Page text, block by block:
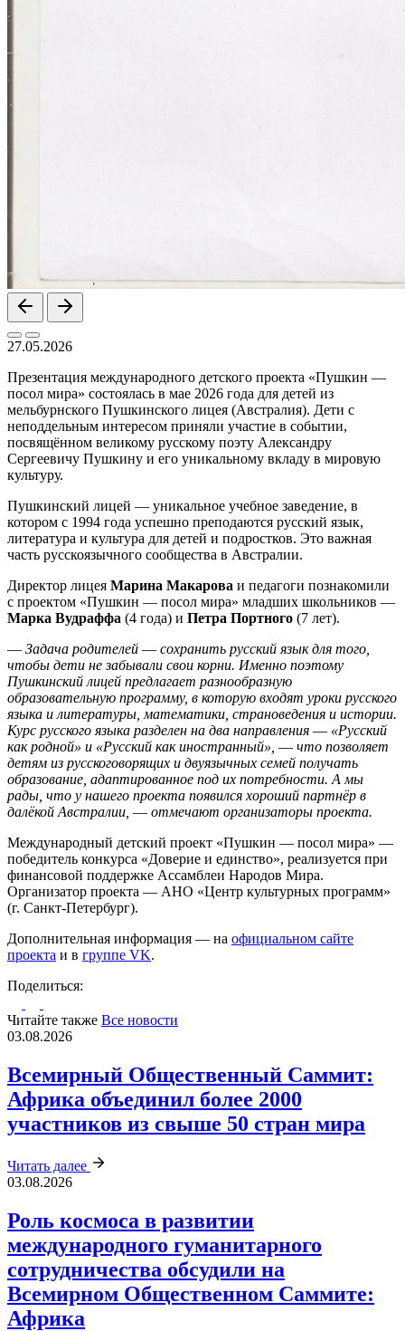
27.05.2026
Презентация международного детского проекта «Пушкин —
посол мира» состоялась в мае 2026 года для детей из
мельбурнского Пушкинского лицея (Австралия). Дети с
неподдельным интересом приняли участие в событии,
посвящённом великому русскому поэту Александру
Сергеевичу Пушкину и его уникальному вкладу в мировую
культуру.
Пушкинский лицей — уникальное учебное заведение, в
котором с 1994 года успешно преподаются русский язык,
литература и культура для детей и подростков. Это важная
часть русскоязычного сообщества в Австралии.
Директор лицея Марина Макарова и педагоги познакомили
с проектом «Пушкин — посол мира» младших школьников —
Марка Вудраффа (4 года) и Петра Портного (7 лет).
— Задача родителей — сохранить русский язык для того,
чтобы дети не забывали свои корни. Именно поэтому
Пушкинский лицей предлагает разнообразную
образовательную программу, в которую входят уроки русского
языка и литературы, математики, страноведения и истории.
Курс русского языка разделен на два направления — «Русский
как родной» и «Русский как иностранный», — что позволяет
детям из русскоговорящих и двуязычных семей получать
образование, адаптированное под их потребности. А мы
рады, что у нашего проекта появился хороший партнёр в
далёкой Австралии, — отмечают организаторы проекта.
Международный детский проект «Пушкин — посол мира» —
победитель конкурса «Доверие и единство», реализуется при
финансовой поддержке Ассамблеи Народов Мира.
Организатор проекта — АНО «Центр культурных программ»
(г. Санкт-Петербург).
Дополнительная информация — на официальном сайте
проекта и в группе VK.
Поделиться:
Читайте также Все новости
03.08.2026
Всемирный Общественный Саммит:
Африка объединил более 2000
участников из свыше 50 стран мира
Читать далее
03.08.2026
Роль космоса в развитии
международного гуманитарного
сотрудничества обсудили на
Всемирном Общественном Саммите:
Африка